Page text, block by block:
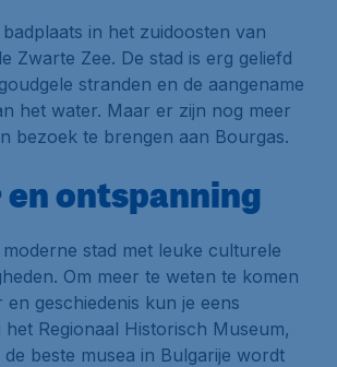
in het zuidoosten van
Zwarte Zee. De stad is erg geliefd
stranden en de aangename
het water. Maar er zijn nog meer
bezoek te brengen aan Bourgas.
ontspanning
stad met leuke culturele
Om meer te weten te komen
geschiedenis kun je eens
Regionaal Historisch Museum,
beste musea in Bulgarije wordt